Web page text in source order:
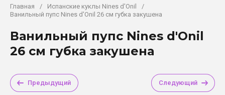
Главная / Испанские куклы Nines d'Onil
/
Ванильный пупс Nines d'Onil 26 см губка закушена
Ванильный пупс Nines d'Onil
26 см губка закушена
Предыдущий Следующий